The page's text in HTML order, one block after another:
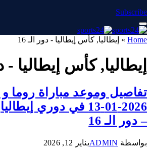
Subscribe
Home
» إيطاليا, كأس إيطاليا - دور الـ 16
إيطاليا, كأس إيطاليا -
تفاصيل وموعد مباراة روما و
2026-01-13 في دوري
– دور الـ 16
بواسطة ADMINيناير 12, 2026